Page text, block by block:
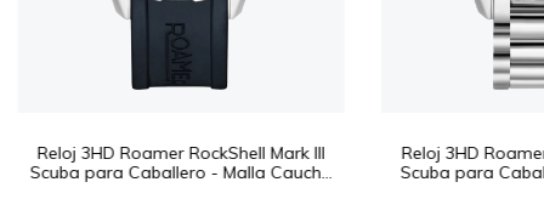
Reloj 3HD Roamer RockShell Mark III
Scuba para Caballero - Malla Caucho
Reloj 3HD
Scuba para